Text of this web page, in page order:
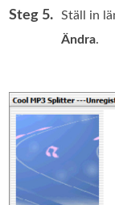
Steg 5.
Ställ in
Ändra.